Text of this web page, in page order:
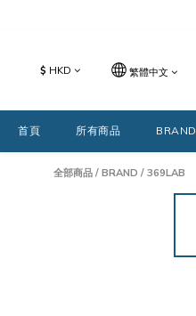
$ HKD 繁體中文
首頁 所有商品 BRAND
全部商品 / BRAND / 369LAB